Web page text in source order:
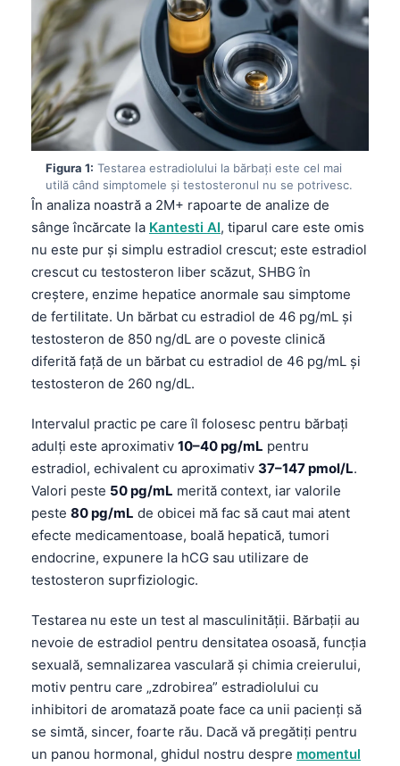
Figura 1: Testarea estradiolului la bărbați este cel mai
utilă când simptomele și testosteronul nu se potrivesc.
În analiza noastră a 2M+ rapoarte de analize de
sânge încărcate la Kantesti AI, tiparul care este omis
nu este pur și simplu estradiol crescut; este estradiol
crescut cu testosteron liber scăzut, SHBG în
creștere, enzime hepatice anormale sau simptome
de fertilitate. Un bărbat cu estradiol de 46 pg/mL și
testosteron de 850 ng/dL are o poveste clinică
diferită față de un bărbat cu estradiol de 46 pg/mL și
testosteron de 260 ng/dL.
Intervalul practic pe care îl folosesc pentru bărbați
adulți este aproximativ 10–40 pg/mL pentru
estradiol, echivalent cu aproximativ 37–147 pmol/L.
Valori peste 50 pg/mL merită context, iar valorile
peste 80 pg/mL de obicei mă fac să caut mai atent
efecte medicamentoase, boală hepatică, tumori
endocrine, expunere la hCG sau utilizare de
testosteron suprfiziologic.
Testarea nu este un test al masculinității. Bărbații au
nevoie de estradiol pentru densitatea osoasă, funcția
sexuală, semnalizarea vasculară și chimia creierului,
motiv pentru care „zdrobirea” estradiolului cu
inhibitori de aromatază poate face ca unii pacienți să
se simtă, sincer, foarte rău. Dacă vă pregătiți pentru
un panou hormonal, ghidul nostru despre momentul